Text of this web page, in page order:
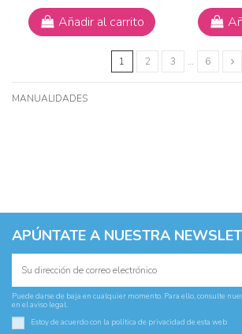
Añadir al carrito
1 2 3 … 6
MANUALIDADES
APÚNTATE A NUESTRA
Puede darse de baja en cualquier momento. Para ello, consulte
en el aviso legal.
Estoy de acuerdo con la política de privacidad de esta web